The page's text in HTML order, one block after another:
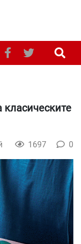
класическите
1697 0